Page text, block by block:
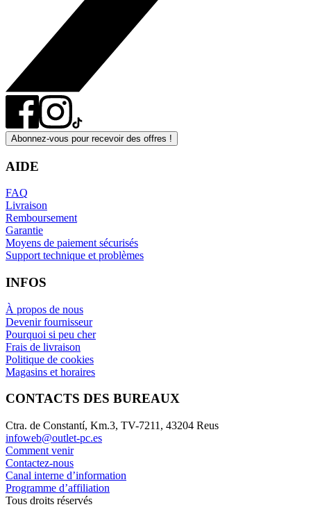
Abonnez-vous pour recevoir des offres !
AIDE
FAQ
Livraison
Remboursement
Garantie
Moyens de paiement sécurisés
Support technique et problèmes
INFOS
À propos de nous
Devenir fournisseur
Pourquoi si peu cher
Frais de livraison
Politique de cookies
Magasins et horaires
CONTACTS DES BUREAUX
Ctra. de Constantí, Km.3, TV-7211, 43204 Reus
infoweb@outlet-pc.es
Comment venir
Contactez-nous
Canal interne d’information
Programme d’affiliation
Tous droits réservés